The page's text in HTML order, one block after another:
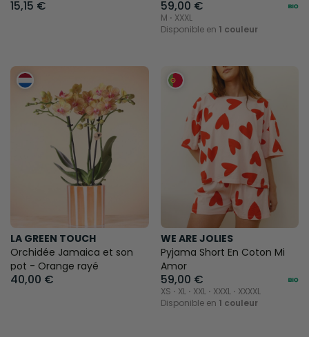
15,15 € 59,00 €
M ⋅ XXXL
Disponible en 1 couleur
LA GREEN TOUCH
Orchidée Jamaica et son
pot - Orange rayé
40,00 €
WE ARE JOLIES
Pyjama Short En Coton Mi
Amor
59,00 €
XS ⋅ XL ⋅ XXL ⋅ XXXL ⋅ XXXXL
Disponible en 1 couleur